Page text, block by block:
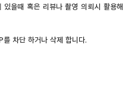
을때 혹은 리뷰나 촬영 의뢰시 활용해
를 차단 하거나 삭제 합니다.